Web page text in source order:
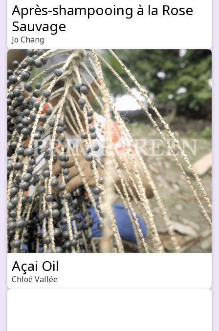
Après-shampooing à la Rose
Sauvage
Jo Chang
Açai Oil
Chloé Vallée